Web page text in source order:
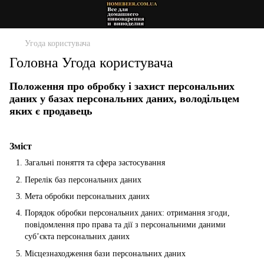
Угода користувача
Головна Угода користувача
Положення про обробку і захист персональних
даних у базах персональних даних, володільцем
яких є продавець
Зміст
Загальні поняття та сфера застосування
Перелік баз персональних даних
Мета обробки персональних даних
Порядок обробки персональних даних: отримання згоди,
повідомлення про права та дії з персональними даними
суб’єкта персональних даних
Місцезнаходження бази персональних даних